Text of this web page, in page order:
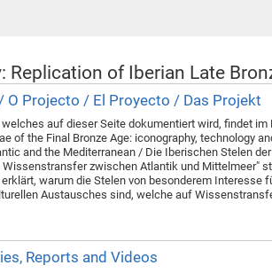
Replication of Iberian Late
O Projecto / El Proyecto / Das Projekt
welches auf dieser Seite dokumentiert wird, findet im
of the Final Bronze Age: iconography, technology
and the Mediterranean / Die Iberischen Stelen
Wissenstransfer zwischen Atlantik und Mittelmeer"
warum die Stelen von besonderem Interesse
Austausches sind, welche auf
Reports and Videos